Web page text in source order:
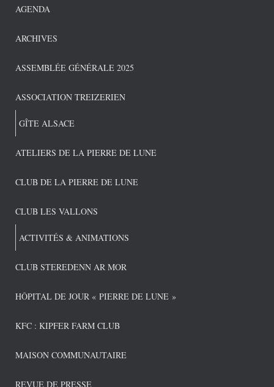
AGENDA
ARCHIVES
ASSEMBLÉE GÉNÉRALE 2025
ASSOCIATION TREIZERIEN
GÎTE ALSACE
ATELIERS DE LA PIERRE DE LUNE
CLUB DE LA PIERRE DE LUNE
CLUB LES VALLONS
ACTIVITÉS & ANIMATIONS
CLUB STEREDENN AR MOR
HÔPITAL DE JOUR « PIERRE DE LUNE »
KFC : KIPFER FARM CLUB
MAISON COMMUNAUTAIRE
REVUE DE PRESSE